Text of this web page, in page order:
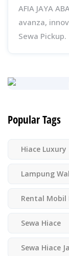
AFIA JAYA
avanza,
Sewa Pickup.
Popular Tags
Hiace Luxury
Lampung
Rental Mobil
Sewa Hiace
Sewa Hiace